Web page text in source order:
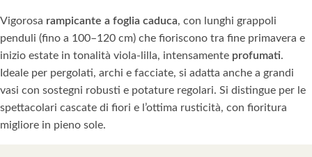
Vigorosa rampicante a foglia caduca, con lunghi grappoli
penduli (fino a 100–120 cm) che fioriscono tra fine primavera e
inizio estate in tonalità viola-lilla, intensamente profumati.
Ideale per pergolati, archi e facciate, si adatta anche a grandi
vasi con sostegni robusti e potature regolari. Si distingue per le
spettacolari cascate di fiori e l’ottima rusticità, con fioritura
migliore in pieno sole.